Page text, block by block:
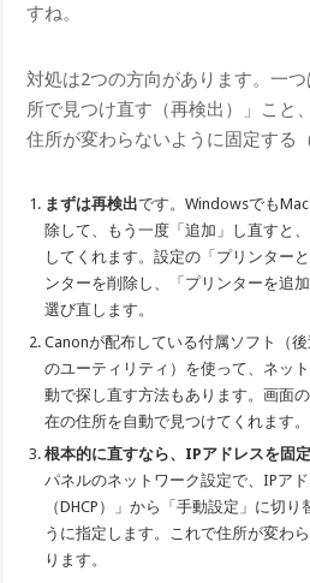
すね。
対処は2つの方向があります。一
所で見つけ直す（再検出）」こと
住所が変わらないように固定する
まずは再検出です。Windowsでも
除して、もう一度「追加」し直すと
してくれます。設定の「プリンター
ンターを削除し、「プリンターを追
選び直します。
Canonが配布している付属ソフト（
のユーティリティ）を使って、ネッ
動で探し直す方法もあります。画面
在の住所を自動で見つけてくれます。
根本的に直すなら、IPアドレスを固定
パネルのネットワーク設定で、IPア
（DHCP）」から「手動設定」に切
うに指定します。これで住所が変わ
ります。